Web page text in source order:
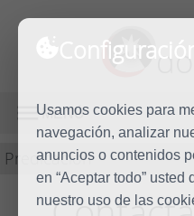
Usamos cookies para
navegación, analizar
anuncios o contenidos
en “Aceptar todo”
nuestro uso de las
MENÚ
Predicación